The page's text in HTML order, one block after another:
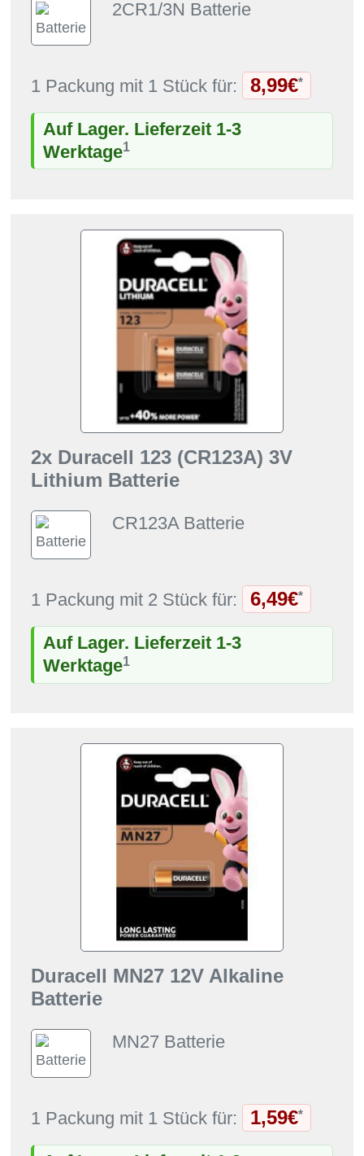
2CR1/3N Batterie
1 Packung mit 1 Stück für: 8,99€*
Auf Lager. Lieferzeit 1-3
Werktage1
2x Duracell 123 (CR123A) 3V
Lithium Batterie
CR123A Batterie
1 Packung mit 2 Stück für: 6,49€*
Auf Lager. Lieferzeit 1-3
Werktage1
Duracell MN27 12V Alkaline
Batterie
MN27 Batterie
1 Packung mit 1 Stück für: 1,59€*